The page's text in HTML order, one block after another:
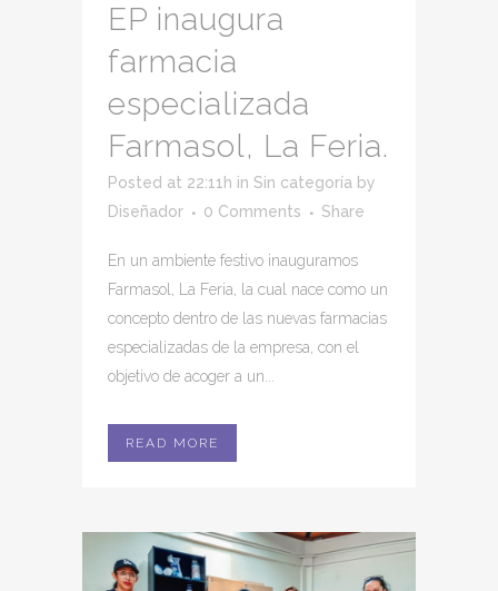
EP inaugura
farmacia
especializada
Farmasol, La Feria.
Posted at 22:11h in Sin categoría by
Diseñador
0 Comments Share
En un ambiente festivo inauguramos
Farmasol, La Feria, la cual nace como un
concepto dentro de las nuevas farmacias
especializadas de la empresa, con el
objetivo de acoger a un...
READ MORE